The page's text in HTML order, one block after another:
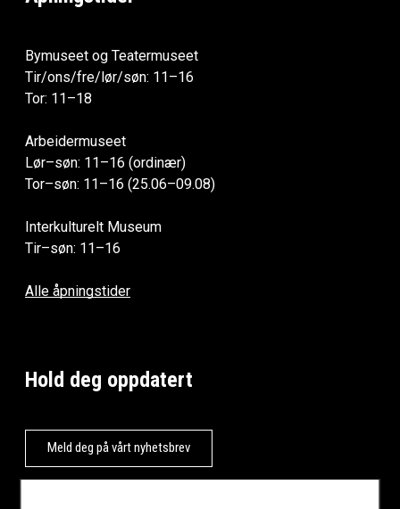
Bymuseet og Teatermuseet
Tir/ons/fre/lør/søn: 11–16
Tor: 11–18
Arbeidermuseet
Lør–søn: 11–16 (ordinær)
Tor–søn: 11–16 (25.06–09.08)
Interkulturelt Museum
Tir–søn: 11–16
Alle åpningstider
Hold deg oppdatert
Meld deg på vårt nyhetsbrev